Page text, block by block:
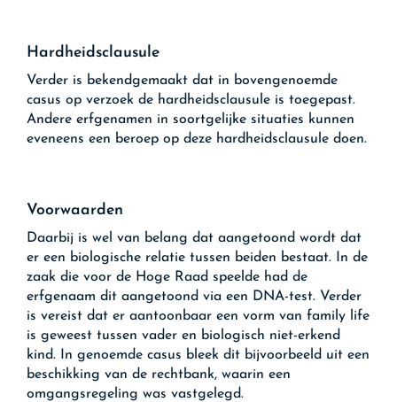
Hardheidsclausule
Verder is bekendgemaakt dat in bovengenoemde
casus op verzoek de hardheidsclausule is toegepast.
Andere erfgenamen in soortgelijke situaties kunnen
eveneens een beroep op deze hardheidsclausule doen.
Voorwaarden
Daarbij is wel van belang dat aangetoond wordt dat
er een biologische relatie tussen beiden bestaat. In de
zaak die voor de Hoge Raad speelde had de
erfgenaam dit aangetoond via een DNA-test. Verder
is vereist dat er aantoonbaar een vorm van family life
is geweest tussen vader en biologisch niet-erkend
kind. In genoemde casus bleek dit bijvoorbeeld uit een
beschikking van de rechtbank, waarin een
omgangsregeling was vastgelegd.